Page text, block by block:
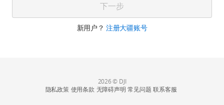
下一步
新用户？注册大疆账号
2026 © DJI
隐私政策 使用条款 无障碍声明 常见问题 联系客服